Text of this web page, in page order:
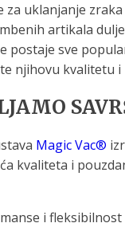
za uklanjanje
artikala
postaje sve
njihovu kvalitetu
Magic Vac®
kvaliteta i
i
za
Vrčevi za
Potpuno
za sigurnu i